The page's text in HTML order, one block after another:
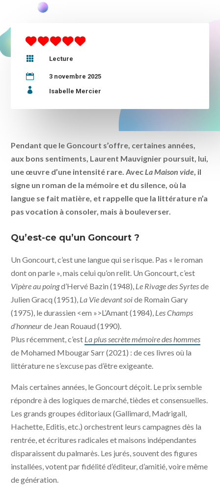
 Lecture
 3 novembre 2025
 Isabelle Mercier
Pendant que le Goncourt s’offre, certaines années,
aux bons sentiments, Laurent Mauvignier poursuit, lui,
une œuvre d’une intensité rare. AvecLa Maison vide, il
signe un roman de la mémoire et du silence, où la
langue se fait matière, et rappelle que la littérature n’a
pas vocation à consoler, mais à bouleverser.
Qu’est-ce qu’un Goncourt ?
Un Goncourt, c’est une langue qui se risque. Pas « le roman
dont on parle », mais celui qu’on relit. Un Goncourt, c’est
Vipère au poingd’Hervé Bazin (1948), Le Rivage des Syrtesde
Julien Gracq (1951), La Vie devant soide Romain Gary
(1975), le durassien <em »>L’Amant (1984), Les Champs
d’honneurde Jean Rouaud (1990).
Plus récemment, c’est La plus secrète mémoire des hommes
de Mohamed Mbougar Sarr (2021) : de ces livres où la
littérature ne s’excuse pas d’être exigeante.
Mais certaines années, le Goncourt déçoit. Le prix semble
répondre à des logiques de marché, tièdes et consensuelles.
Les grands groupes éditoriaux (Gallimard, Madrigall,
Hachette, Editis, etc.) orchestrent leurs campagnes dès la
rentrée, et écritures radicales et maisons indépendantes
disparaissent du palmarès. Les jurés, souvent des figures
installées, votent par fidélité d’éditeur, d’amitié, voire même
de génération.